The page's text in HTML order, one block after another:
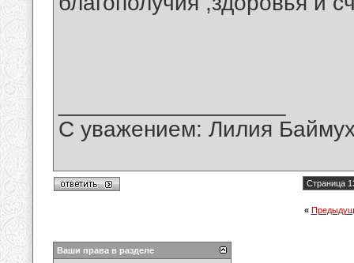
С уважением: Лилия
Страница
«
Ваши права в разделе